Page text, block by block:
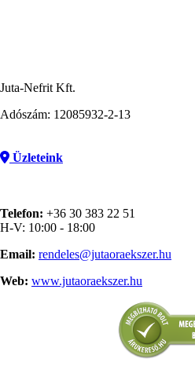
Juta-Nefrit Kft.
Adószám: 12085932-2-13
Üzleteink
Telefon: +36 30 383 22 51
H-V: 10:00 - 18:00
Email: rendeles@jutaoraekszer.hu
Web: www.jutaoraekszer.hu